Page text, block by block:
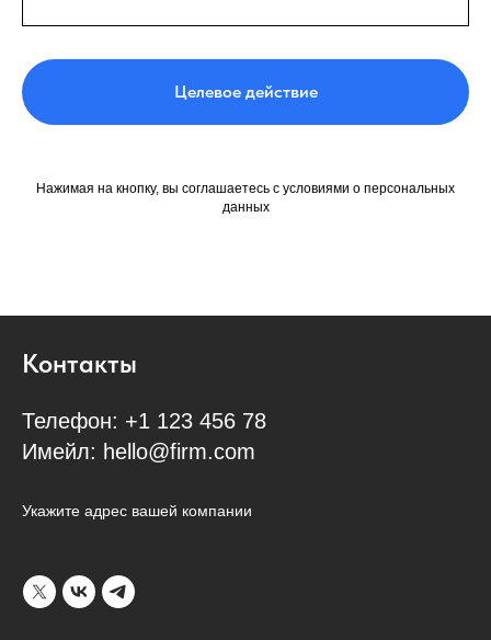
Целевое действие
Нажимая на кнопку, вы соглашаетесь с условиями о персональных
данных
Контакты
Телефон: +1 123 456 78
Имейл: hello@firm.com
Укажите адрес вашей компании